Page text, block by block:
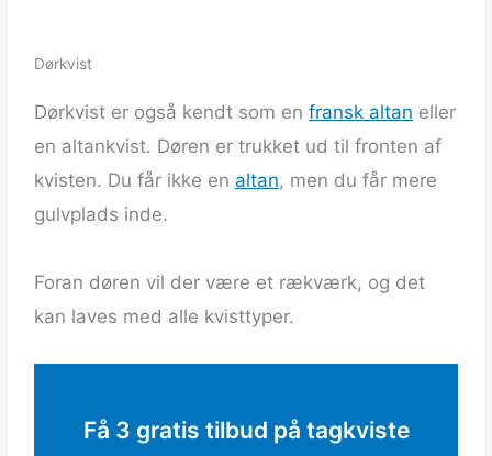
Dørkvist
Dørkvist er også kendt som enfransk altan eller
en altankvist. Døren er trukket ud til fronten af
kvisten. Du får ikke en altan, men du får mere
gulvplads inde.
Foran døren vil der være et rækværk, og det
kan laves med alle kvisttyper.
Få 3 gratis tilbud på tagkviste